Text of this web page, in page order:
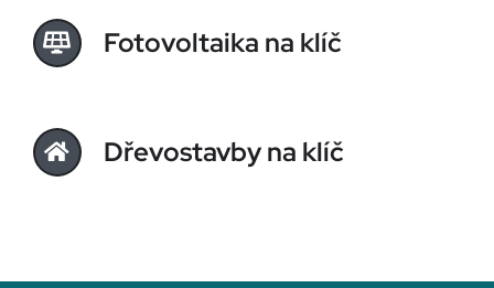
Fotovoltaika na klíč
Dřevostavby na klíč